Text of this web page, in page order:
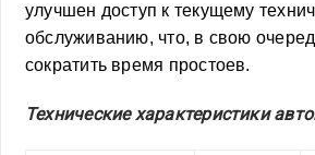
улучшен доступ к текущему
обслуживанию, что, в свою
сократить время простоев.
Технические характеристики